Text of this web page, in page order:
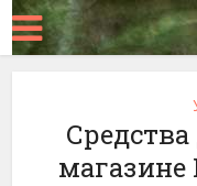
магазине